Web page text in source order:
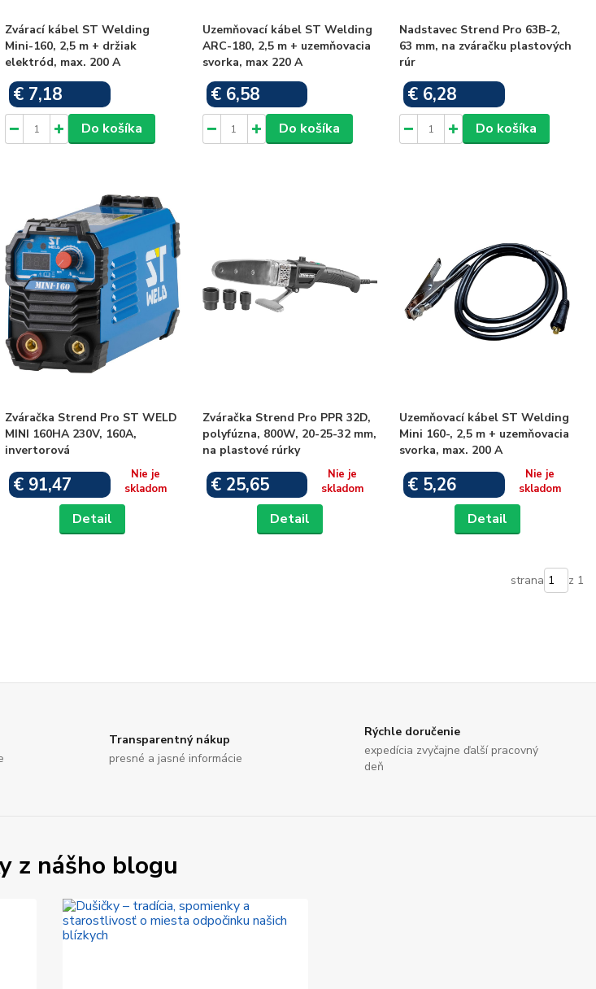
Zvárací kábel ST Welding
Mini-160, 2,5 m + držiak
elektród, max. 200 A
€ 7,18
Do košíka
Uzemňovací kábel ST Welding
ARC-180, 2,5 m + uzemňovacia
svorka, max 220 A
€ 6,58
Do košíka
Nadstavec Strend Pro 63B-2,
63 mm, na zváračku plastových
rúr
€ 6,28
Do košíka
Zváračka Strend Pro ST WELD
MINI 160HA 230V, 160A,
invertorová
€ 91,47
Nie je
skladom
Detail
Zváračka Strend Pro PPR 32D,
polyfúzna, 800W, 20-25-32 mm,
na plastové rúrky
€ 25,65
Nie je
skladom
Detail
Uzemňovací kábel ST Welding
Mini 160-, 2,5 m + uzemňovacia
svorka, max. 200 A
€ 5,26
Nie je
skladom
Detail
strana z 1
Transparentný nákup
presné a jasné informácie
Rýchle doručenie
expedícia zvyčajne ďalší pracovný
deň
z nášho blogu